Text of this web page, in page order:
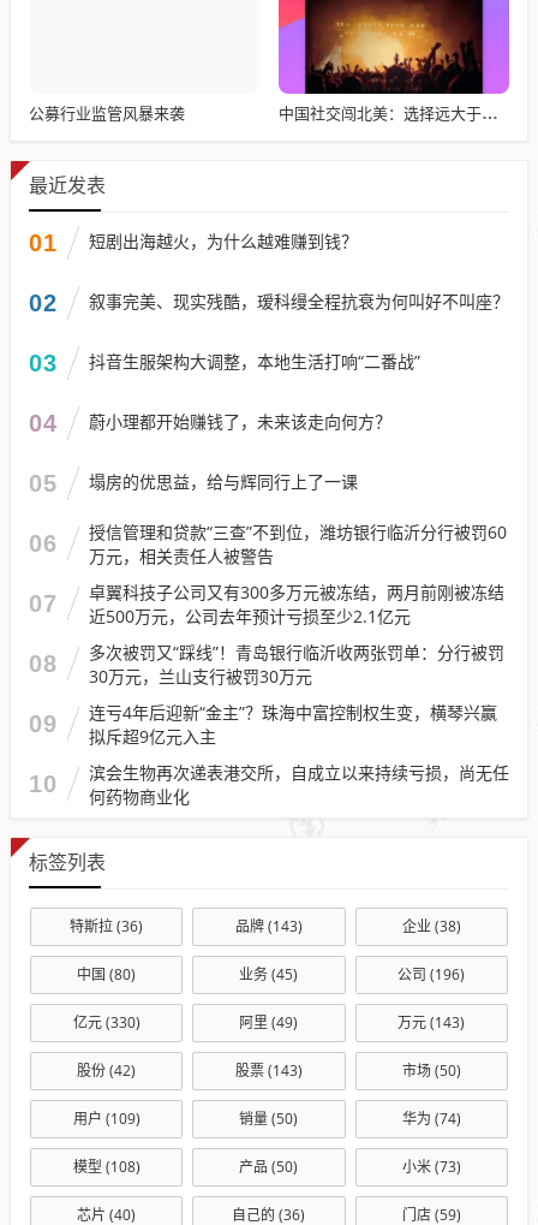
公募行业监管风暴来袭 中国社交闯北美：选择远大于努力
最近发表
01 短剧出海越火，为什么越难赚到钱？
02 叙事完美、现实残酷，瑷科缦全程抗衰为何叫好不叫座？
03 抖音生服架构大调整，本地生活打响“二番战”
04 蔚小理都开始赚钱了，未来该走向何方？
05 塌房的优思益，给与辉同行上了一课
06
授信管理和贷款“三查”不到位，潍坊银行临沂分行被罚60
万元，相关责任人被警告
07
卓翼科技子公司又有300多万元被冻结，两月前刚被冻结
近500万元，公司去年预计亏损至少2.1亿元
08
多次被罚又“踩线”！青岛银行临沂收两张罚单：分行被罚
30万元，兰山支行被罚30万元
09
连亏4年后迎新“金主”？珠海中富控制权生变，横琴兴赢
拟斥超9亿元入主
10
滨会生物再次递表港交所，自成立以来持续亏损，尚无任
何药物商业化
标签列表
特斯拉(36) 品牌(143) 企业(38)
中国 (80) 业务(45) 公司 (196)
亿元(330) 阿里 (49) 万元(143)
股份(42) 股票(143) 市场(50)
用户 (109) 销量(50) 华为 (74)
模型 (108) 产品 (50) 小米(73)
芯片 (40) 自己的 (36) 门店(59)